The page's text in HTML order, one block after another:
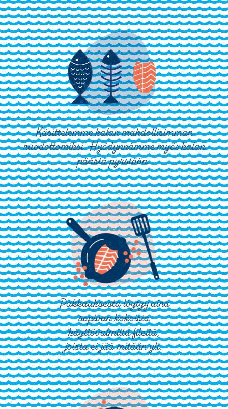
Käsittelemme kalan mahdollisimman
ruodottomiksi. Hyödynnämme myös kalan
päästä pyrstöön.
Pakkauksesta löytyy aina
sopivan kokoisia
käyttövalmiita fileitä,
joista ei jää mitään yli.